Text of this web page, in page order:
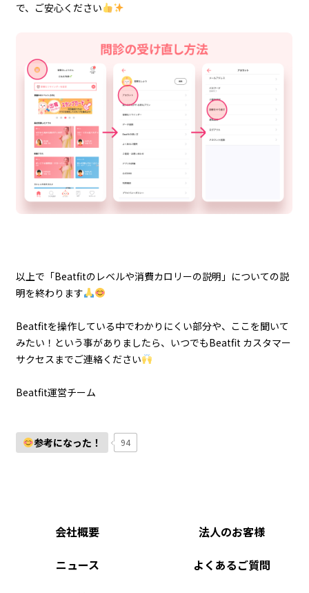
で、ご安心ください
以上で「Beatfitのレベルや消費カロリーの説明」についての説
明を終わります
Beatfitを操作している中でわかりにくい部分や、ここを聞いて
みたい！という事がありましたら、いつでもBeatfit カスタマー
サクセスまでご連絡ください
Beatfit運営チーム
参考になった！ 94
会社概要
法人のお客様
ニュース
よくあるご質問